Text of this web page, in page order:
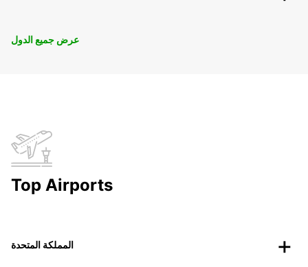
عرض جميع الدول
Top Airports
المملكة المتحدة